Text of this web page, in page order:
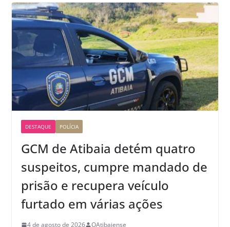
DESTAQUE POLÍCIA
GCM de Atibaia detém quatro
suspeitos, cumpre mandado de
prisão e recupera veículo
furtado em várias ações
4 de agosto de 2026 OAtibaiense